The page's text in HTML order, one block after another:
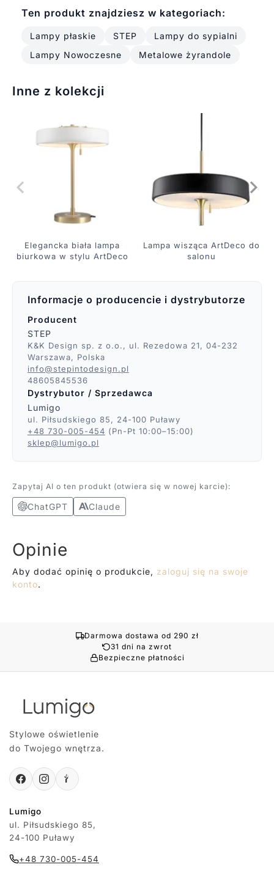
Ten produkt znajdziesz w kategoriach:
Lampy płaskie STEP
Lampy do sypialni
Lampy Nowoczesne
Metalowe żyrandole
Inne z kolekcji
Elegancka biała lampa
biurkowa w stylu ArtDeco
Lampa wisząca ArtDeco do
salonu
Informacje o producencie i dystrybutorze
Producent
STEP
K&K Design sp. z o.o., ul. Rezedowa 21, 04-232
Warszawa, Polska
info@stepintodesign.pl
48605845536
Dystrybutor / Sprzedawca
Lumigo
ul. Piłsudskiego 85, 24-100 Puławy
+48 730-005-454 (Pn-Pt 10:00–15:00)
sklep@lumigo.pl
Zapytaj AI o ten produkt (otwiera się w nowej karcie):
ChatGPT Claude
Opinie
Aby dodać opinię o produkcie, zaloguj się na swoje
konto.
Darmowa dostawa od 290 zł
31 dni na zwrot
Bezpieczne płatności
Stylowe oświetlenie
do Twojego wnętrza.
Lumigo
ul. Piłsudskiego 85,
24-100 Puławy
+48 730-005-454